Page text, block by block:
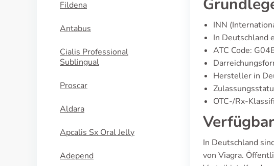
Fildena
Antabus
Cialis Professional
Sublingual
Proscar
Aldara
Apcalis Sx Oral Jelly
Adepend
INN
In Deutschland
ATC Code:
Hersteller in
OTC-/Rx-
In Deutschland
von Viagra.